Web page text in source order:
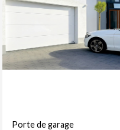
Porte de garage